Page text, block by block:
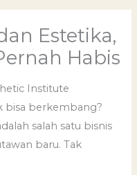
Estetika,
Habis
Institute
bisa berkembang?
salah satu bisnis
baru. Tak